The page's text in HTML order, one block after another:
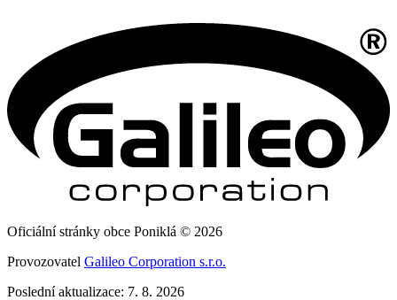
Oficiální stránky obce Poniklá © 2026
Provozovatel Galileo Corporation s.r.o.
Poslední aktualizace: 7. 8. 2026